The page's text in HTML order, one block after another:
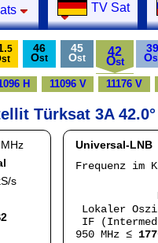
TV Sat
5
st
46
Ost
45
Ost 42
Ost
39
O
H 11096 V 11176 V
Türksat 3A
MHz
s
Universal-LNB
Frequenz im
Lokaler
IF
950 MHz ≤